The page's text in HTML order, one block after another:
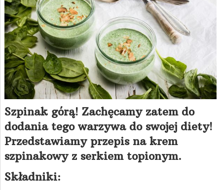
Szpinak górą! Zachęcamy zatem do
dodania tego warzywa do swojej diety!
Przedstawiamy przepis na krem
szpinakowy z serkiem topionym.
Składniki: